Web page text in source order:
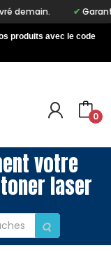
demain.
produits avec le code
0
votre
laser